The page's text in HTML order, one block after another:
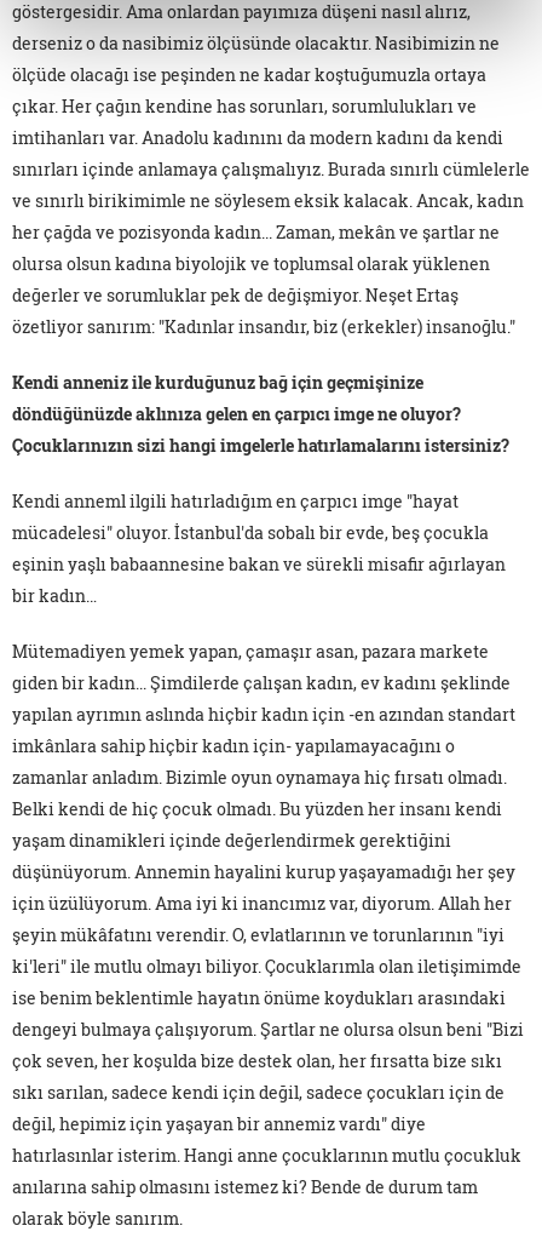
göstergesidir. Ama onlardan payımıza düşeni nasıl alırız,
derseniz o da nasibimiz ölçüsünde olacaktır. Nasibimizin ne
ölçüde olacağı ise peşinden ne kadar koştuğumuzla ortaya
çıkar. Her çağın kendine has sorunları, sorumlulukları ve
imtihanları var. Anadolu kadınını da modern kadını da kendi
sınırları içinde anlamaya çalışmalıyız. Burada sınırlı cümlelerle
ve sınırlı birikimimle ne söylesem eksik kalacak. Ancak, kadın
her çağda ve pozisyonda kadın... Zaman, mekân ve şartlar ne
olursa olsun kadına biyolojik ve toplumsal olarak yüklenen
değerler ve sorumluklar pek de değişmiyor. Neşet Ertaş
özetliyor sanırım: "Kadınlar insandır, biz (erkekler) insanoğlu."
Kendi anneniz ile kurduğunuz bağ için geçmişinize
döndüğünüzde aklınıza gelen en çarpıcı imge ne oluyor?
Çocuklarınızın sizi hangi imgelerle hatırlamalarını istersiniz?
Kendi anneml ilgili hatırladığım en çarpıcı imge "hayat
mücadelesi" oluyor. İstanbul'da sobalı bir evde, beş çocukla
eşinin yaşlı babaannesine bakan ve sürekli misafir ağırlayan
bir kadın…
Mütemadiyen yemek yapan, çamaşır asan, pazara markete
giden bir kadın... Şimdilerde çalışan kadın, ev kadını şeklinde
yapılan ayrımın aslında hiçbir kadın için -en azından standart
imkânlara sahip hiçbir kadın için- yapılamayacağını o
zamanlar anladım. Bizimle oyun oynamaya hiç fırsatı olmadı.
Belki kendi de hiç çocuk olmadı. Bu yüzden her insanı kendi
yaşam dinamikleri içinde değerlendirmek gerektiğini
düşünüyorum. Annemin hayalini kurup yaşayamadığı her şey
için üzülüyorum. Ama iyi ki inancımız var, diyorum. Allah her
şeyin mükâfatını verendir. O, evlatlarının ve torunlarının "iyi
ki'leri" ile mutlu olmayı biliyor. Çocuklarımla olan iletişimimde
ise benim beklentimle hayatın önüme koydukları arasındaki
dengeyi bulmaya çalışıyorum. Şartlar ne olursa olsun beni "Bizi
çok seven, her koşulda bize destek olan, her fırsatta bize sıkı
sıkı sarılan, sadece kendi için değil, sadece çocukları için de
değil, hepimiz için yaşayan bir annemiz vardı" diye
hatırlasınlar isterim. Hangi anne çocuklarının mutlu çocukluk
anılarına sahip olmasını istemez ki? Bende de durum tam
olarak böyle sanırım.